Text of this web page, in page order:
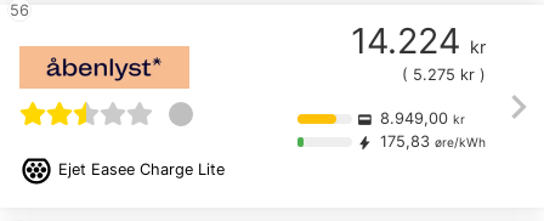
chevron_right
56
Ejet Easee Charge Lite
14.224 kr
( 5.275 kr )
credit_card 8.949,00 kr
bolt 175,83 øre/kWh